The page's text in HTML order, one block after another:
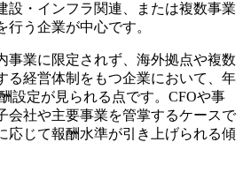
設・インフラ関連、または複数事業
行う企業が中心です。
事業に限定されず、海外拠点や複数
る経営体制をもつ企業において、年
設定が見られる点です。CFOや事
会社や主要事業を管掌するケースで
応じて報酬水準が引き上げられる傾